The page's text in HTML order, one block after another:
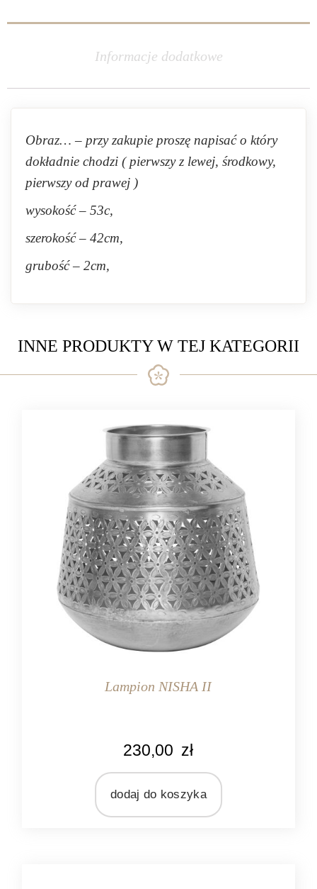
Informacje dodatkowe
Obraz… – przy zakupie proszę napisać o który
dokładnie chodzi ( pierwszy z lewej, środkowy,
pierwszy od prawej )
wysokość – 53c,
szerokość – 42cm,
grubość – 2cm,
INNE PRODUKTY W TEJ KATEGORII
Lampion NISHA II
230,00 zł
dodaj do koszyka